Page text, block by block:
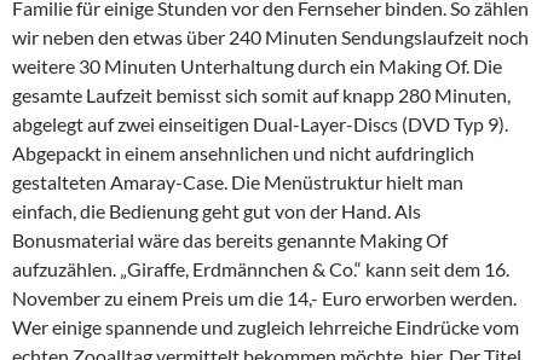
Familie für einige Stunden vor den Fernseher binden. So zählen
wir neben den etwas über 240 Minuten Sendungslaufzeit noch
weitere 30 Minuten Unterhaltung durch ein Making Of. Die
gesamte Laufzeit bemisst sich somit auf knapp 280 Minuten,
abgelegt auf zwei einseitigen Dual-Layer-Discs (DVD Typ 9).
Abgepackt in einem ansehnlichen und nicht aufdringlich
gestalteten Amaray-Case. Die Menüstruktur hielt man
einfach, die Bedienung geht gut von der Hand. Als
Bonusmaterial wäre das bereits genannte Making Of
aufzuzählen. „Giraffe, Erdmännchen & Co.“ kann seit dem 16.
November zu einem Preis um die 14,- Euro erworben werden.
Wer einige spannende und zugleich lehrreiche Eindrücke vom